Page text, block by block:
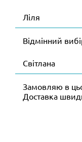
Ліля
Відмінний
Світлана
Замовляю в
Доставка